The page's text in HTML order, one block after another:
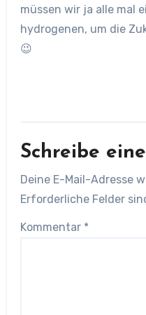
müssen wir ja alle mal
hydrogenen, um die
😉
Schreibe
Deine E-Mail-Adresse
Erforderliche Felder
Kommentar *